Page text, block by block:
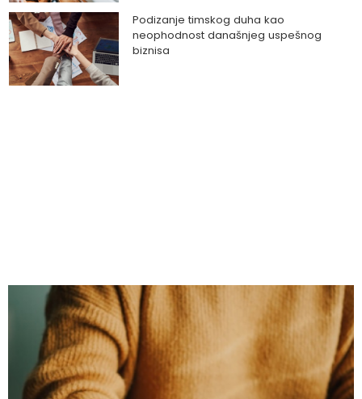
Podizanje timskog duha kao
neophodnost današnjeg uspešnog
biznisa